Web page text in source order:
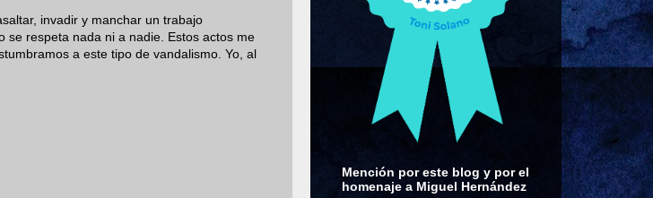
invadir y manchar un trabajo
se respeta nada ni a nadie. Estos actos me
a este tipo de vandalismo. Yo, al
Mención por este blog y por el
homenaje a Miguel Hernández